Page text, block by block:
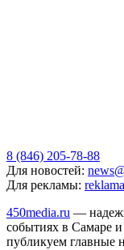
8 (846) 205-78-88
Для новостей:
Для рекламы:
450media.ru —
событиях в Самаре
публикуем главные